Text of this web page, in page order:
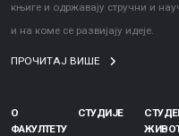
књиге и одржавају стручни и
и на коме се развијају идеје.
ПРОЧИТАЈ ВИШЕ
О
ФАКУЛТЕТУ
СТУДИЈЕ